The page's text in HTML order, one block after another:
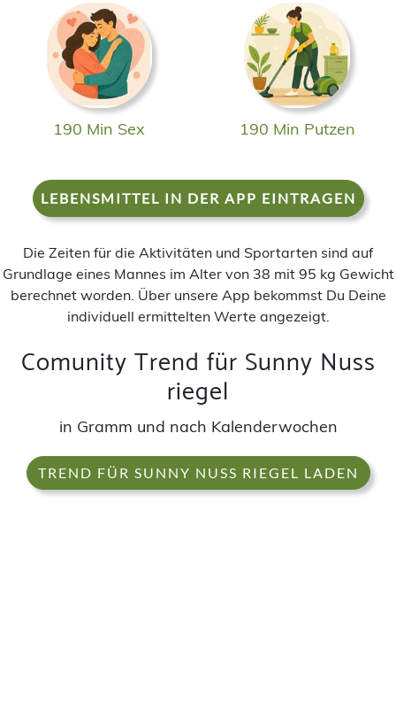
190 Min Sex 190 Min Putzen
LEBENSMITTEL IN DER APP EINTRAGEN
Die Zeiten für die Aktivitäten und Sportarten sind auf
Grundlage eines Mannes im Alter von 38 mit 95 kg Gewicht
berechnet worden. Über unsere App bekommst Du Deine
individuell ermittelten Werte angezeigt.
Comunity Trend für Sunny Nuss
riegel
in Gramm und nach Kalenderwochen
TREND FÜR SUNNY NUSS RIEGEL LADEN